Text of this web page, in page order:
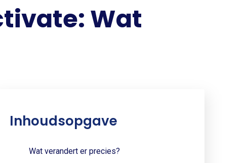
Wat
Inhoudsopgave
Wat verandert er precies?